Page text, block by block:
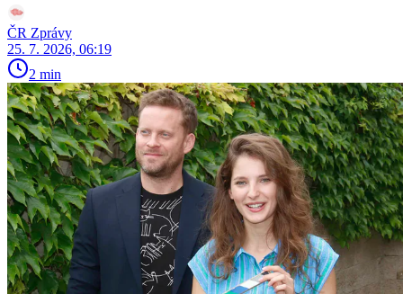
ČR Zprávy
25. 7. 2026, 06:19
2 min